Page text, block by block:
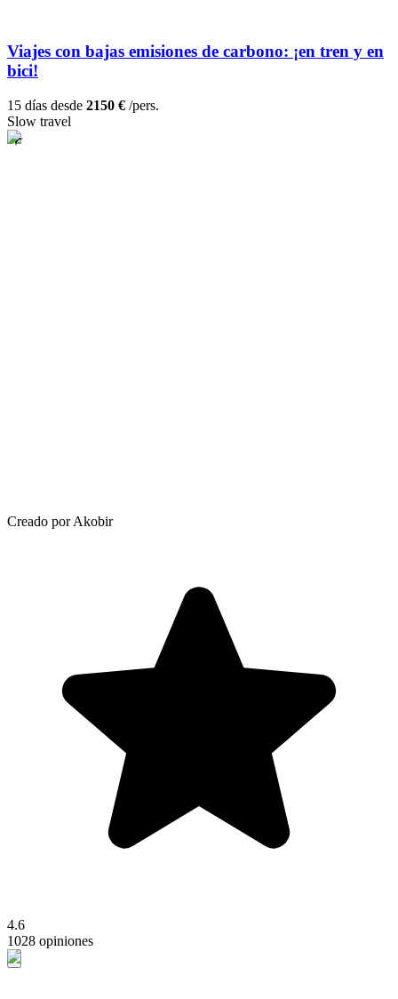
Viajes con bajas emisiones de carbono: ¡en tren y en
bici!
15 días desde 2150 € /pers.
Slow travel
Creado por Akobir
4.6
1028 opiniones